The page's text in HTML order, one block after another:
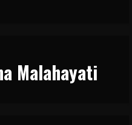
Malahayati